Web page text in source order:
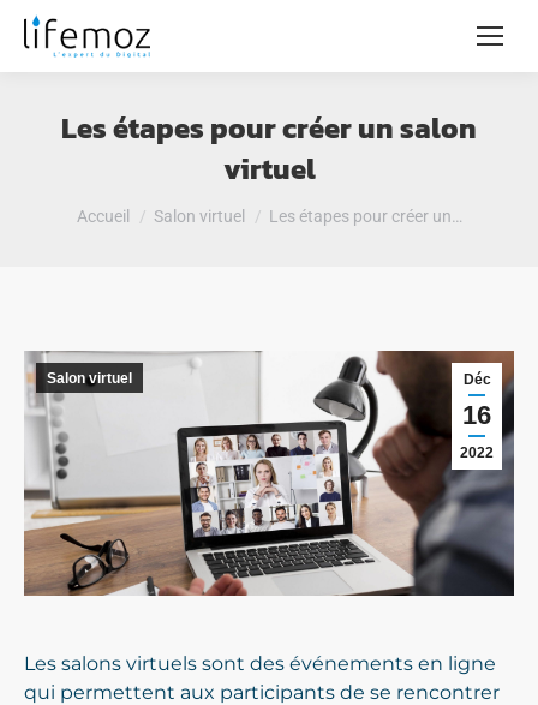
Les étapes pour créer un salon
virtuel
Vous êtes ici :
Accueil Salon virtuel Les étapes pour créer un…
Déc
16
2022
Salon virtuel
Les salons virtuels sont des événements en ligne
qui permettent aux participants de se rencontrer